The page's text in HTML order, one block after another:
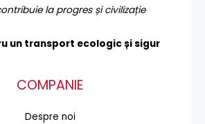
la progres și civilizație
un transport ecologic și sigur
COMPANIE
Despre noi